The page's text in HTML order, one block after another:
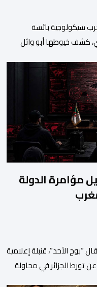
سيكولوجية بائسة
كشف خيوطها أبو وائل
العسكرية الجزائرية
الريفي أنه: “بعد
عملائها […]
مؤامرة الدولة
الأحد”، قنبلة إعلامية
عن تورط الجزائر في محاولة